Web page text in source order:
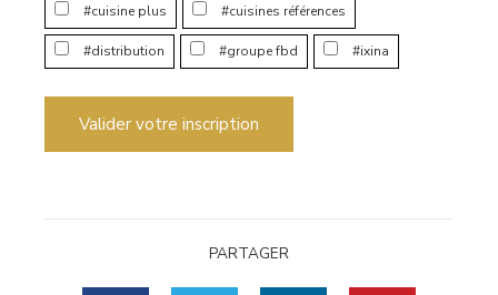
#cuisine plus #cuisines références
#distribution #groupe fbd #ixina
Valider votre inscription
PARTAGER